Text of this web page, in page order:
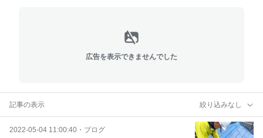
広告を表示できませんでした
記事の表示 絞り込みなし
2022-05-04 11:00:40 ・ ブログ